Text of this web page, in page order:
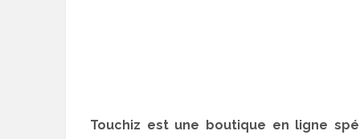
Touchiz est une boutique en ligne